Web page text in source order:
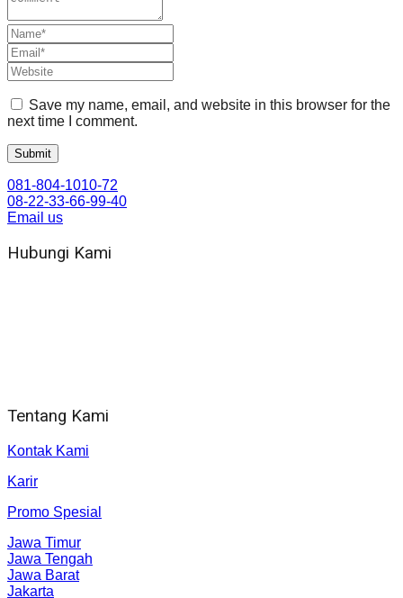
Save my name, email, and website in this browser for the
next time I comment.
081-804-1010-72
08-22-33-66-99-40
Email us
Hubungi Kami
Tentang Kami
Kontak Kami
Karir
Promo Spesial
Jawa Timur
Jawa Tengah
Jawa Barat
Jakarta